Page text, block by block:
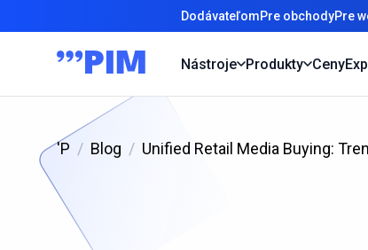
DodávateľomPre obchodyPre
Nástroje Produkty Ceny
'P Blog Unified Retail Media Buying: